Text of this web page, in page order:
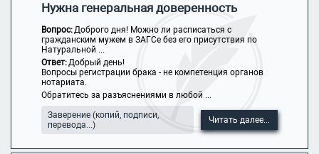
Нужна генеральная доверенность
Вопрос:Доброго дня! Можно ли расписаться с
гражданским мужем в ЗАГСе без его присутствия по
Натуральной ...
Ответ:Добрый день!
Вопросы регистрации брака - не компетенция органов
нотариата.
Обратитесь за разъяснениями в любой ...
Заверение (копий, подписи,
перевода...)
Читать далее...